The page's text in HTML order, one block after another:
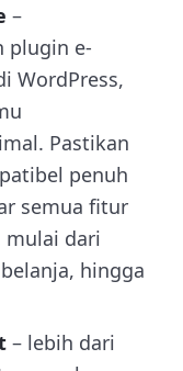
–
plugin e-
WordPress,
Pastikan
penuh
semua fitur
mulai dari
hingga
– lebih dari